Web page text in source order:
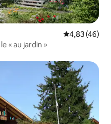
Évaluation
4,83 (46)
« au jardin »